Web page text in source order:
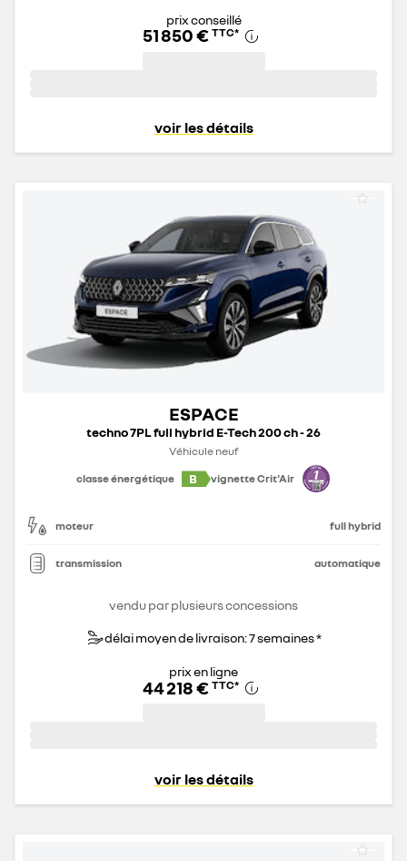
prix conseillé
51 850 € TTC*
voir les détails
ESPACE
techno 7PL full hybrid E-Tech 200 ch - 26
Véhicule neuf
classe énergétique
B vignette Crit'Air
moteur full hybrid
transmission automatique
vendu par plusieurs concessions
délai moyen de livraison: 7 semaines *
prix en ligne
44 218 € TTC*
voir les détails